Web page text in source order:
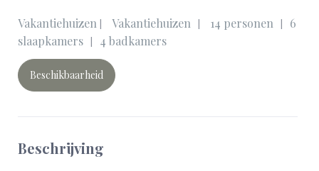
Vakantiehuizen Vakantiehuizen 14 personen
6
slaapkamers
4 badkamers
Beschikbaarheid
Beschrijving